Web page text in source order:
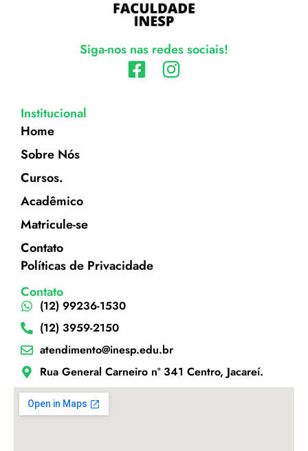
Siga-nos nas redes sociais!
Institucional
Home
Sobre Nós
Cursos.
Acadêmico
Matricule-se
Contato
Políticas de Privacidade
Contato
(12) 99236-1530
(12) 3959-2150
atendimento@inesp.edu.br
Rua General Carneiro nº 341 Centro, Jacareí.